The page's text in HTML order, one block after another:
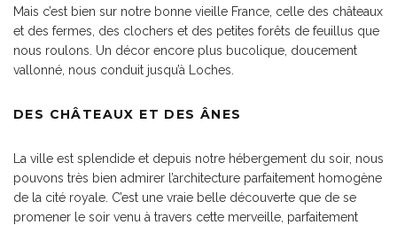
Mais c’est bien sur notre bonne vieille France, celle des châteaux
et des fermes, des clochers et des petites forêts de feuillus que
nous roulons. Un décor encore plus bucolique, doucement
vallonné, nous conduit jusqu’à Loches.
DES CHÂTEAUX ET DES ÂNES
La ville est splendide et depuis notre hébergement du soir, nous
pouvons très bien admirer l’architecture parfaitement homogène
de la cité royale. C’est une vraie belle découverte que de se
promener le soir venu à travers cette merveille, parfaitement